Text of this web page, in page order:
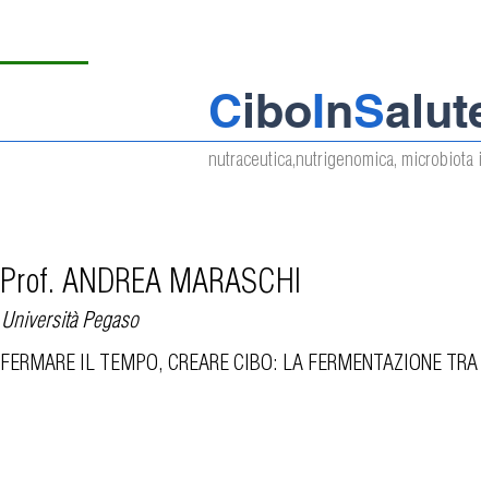
CiboInS
nutraceutica,nutrigenomica,
Prof. ANDREA MARASCHI
Università Pegaso
FERMARE IL TEMPO, CREARE CIBO: LA FERMENTAZIONE